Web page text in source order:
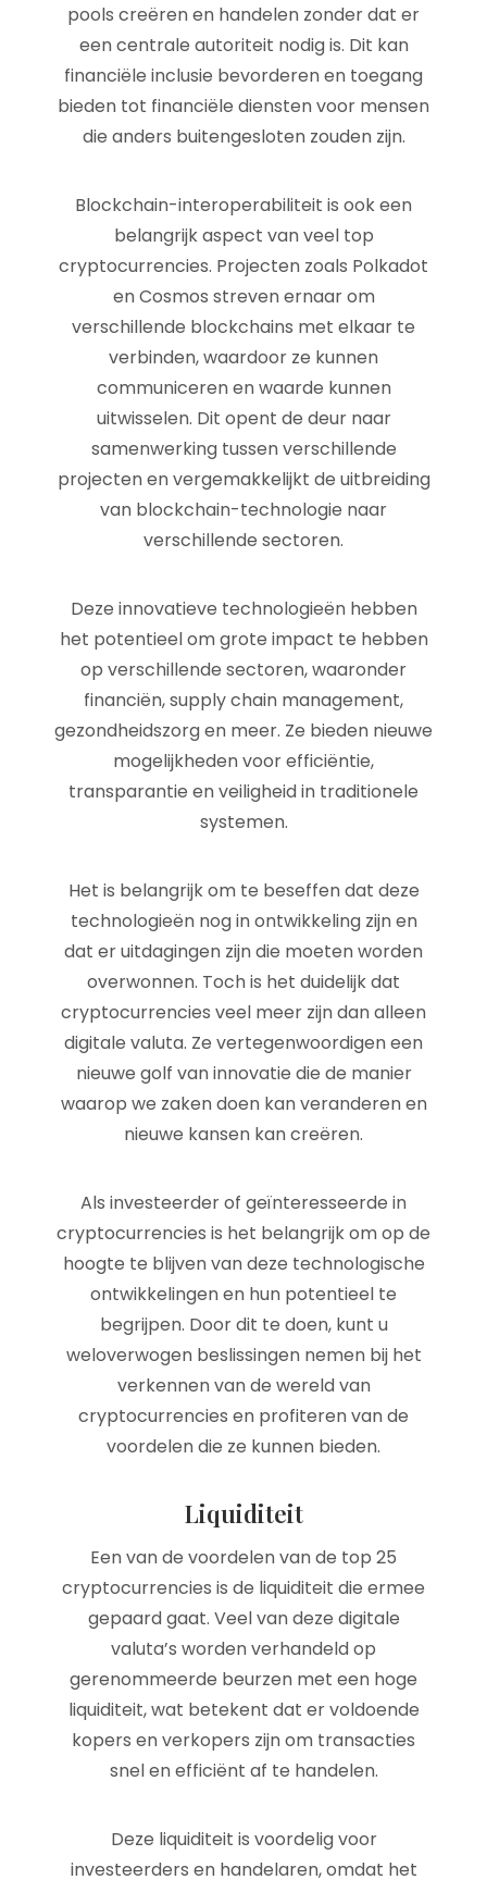
pools creëren en handelen zonder dat er
een centrale autoriteit nodig is. Dit kan
financiële inclusie bevorderen en toegang
bieden tot financiële diensten voor mensen
die anders buitengesloten zouden zijn.
Blockchain-interoperabiliteit is ook een
belangrijk aspect van veel top
cryptocurrencies. Projecten zoals Polkadot
en Cosmos streven ernaar om
verschillende blockchains met elkaar te
verbinden, waardoor ze kunnen
communiceren en waarde kunnen
uitwisselen. Dit opent de deur naar
samenwerking tussen verschillende
projecten en vergemakkelijkt de uitbreiding
van blockchain-technologie naar
verschillende sectoren.
Deze innovatieve technologieën hebben
het potentieel om grote impact te hebben
op verschillende sectoren, waaronder
financiën, supply chain management,
gezondheidszorg en meer. Ze bieden nieuwe
mogelijkheden voor efficiëntie,
transparantie en veiligheid in traditionele
systemen.
Het is belangrijk om te beseffen dat deze
technologieën nog in ontwikkeling zijn en
dat er uitdagingen zijn die moeten worden
overwonnen. Toch is het duidelijk dat
cryptocurrencies veel meer zijn dan alleen
digitale valuta. Ze vertegenwoordigen een
nieuwe golf van innovatie die de manier
waarop we zaken doen kan veranderen en
nieuwe kansen kan creëren.
Als investeerder of geïnteresseerde in
cryptocurrencies is het belangrijk om op de
hoogte te blijven van deze technologische
ontwikkelingen en hun potentieel te
begrijpen. Door dit te doen, kunt u
weloverwogen beslissingen nemen bij het
verkennen van de wereld van
cryptocurrencies en profiteren van de
voordelen die ze kunnen bieden.
Liquiditeit
Een van de voordelen van de top 25
cryptocurrencies is de liquiditeit die ermee
gepaard gaat. Veel van deze digitale
valuta’s worden verhandeld op
gerenommeerde beurzen met een hoge
liquiditeit, wat betekent dat er voldoende
kopers en verkopers zijn om transacties
snel en efficiënt af te handelen.
Deze liquiditeit is voordelig voor
investeerders en handelaren, omdat het